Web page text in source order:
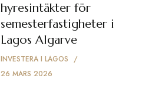
hyresintäkter för
semesterfastigheter i
Lagos Algarve
INVESTERA I LAGOS
26 MARS 2026